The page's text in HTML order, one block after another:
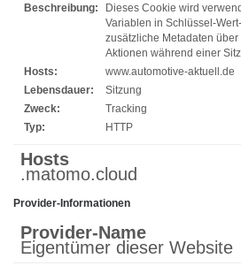
Beschreibung:
Dieses Cookie wird
Variablen in Schlüssel-
zusätzliche Metadaten
Aktionen während einer
Hosts:
www.automotive-aktuell.de
Lebensdauer:
Sitzung
Zweck:
Tracking
Typ:
HTTP
Hosts
.matomo.cloud
Provider-Informationen
Provider-Name
Eigentümer dieser Website